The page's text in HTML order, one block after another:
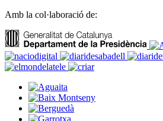
Amb la col·laboració de: